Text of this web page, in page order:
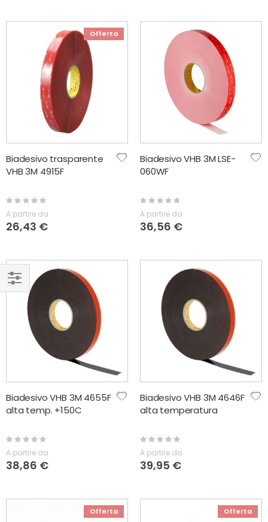
Offerta
Biadesivo trasparente
VHB 3M 4915F
Rating:
0%
A partire da
26,43 €
Biadesivo VHB 3M LSE-
060WF
Rating:
0%
A partire da
36,56 €
Biadesivo VHB 3M 4655F
alta temp. +150C
Rating:
0%
A partire da
38,86 €
Biadesivo VHB 3M 4646F
alta temperatura
Rating:
0%
A partire da
39,95 €
Offerta Offerta
NAVIGA